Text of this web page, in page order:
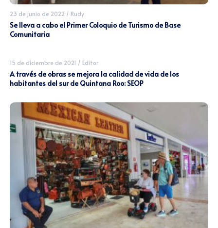
23 de junio de 2022 / Rudy
Se lleva a cabo el Primer Coloquio de Turismo de Base
Comunitaria
15 de diciembre de 2021 / Editor
A través de obras se mejora la calidad de vida de los
habitantes del sur de Quintana Roo: SEOP